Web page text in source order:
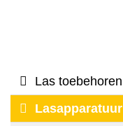
Las toebehoren
Lasapparatuur